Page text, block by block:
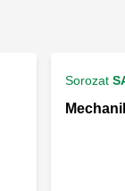
Sorozat